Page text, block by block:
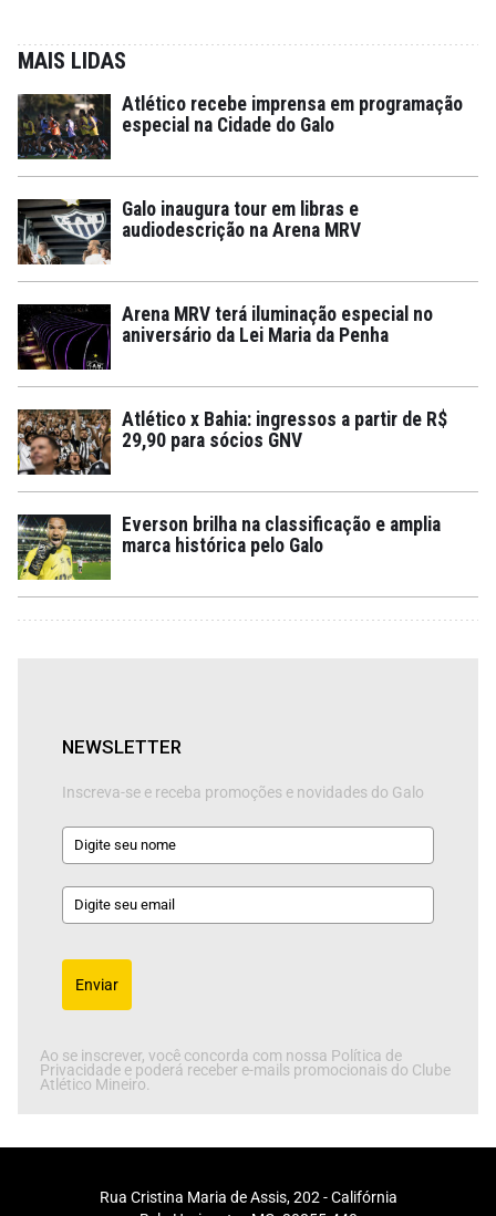
MAIS LIDAS
Atlético recebe imprensa em programação
especial na Cidade do Galo
Galo inaugura tour em libras e
audiodescrição na Arena MRV
Arena MRV terá iluminação especial no
aniversário da Lei Maria da Penha
Atlético x Bahia: ingressos a partir de R$
29,90 para sócios GNV
Everson brilha na classificação e amplia
marca histórica pelo Galo
NEWSLETTER
Inscreva-se e receba promoções e novidades do Galo
Enviar
Ao se inscrever, você concorda com nossa Política de
Privacidade e poderá receber e-mails promocionais do Clube
Atlético Mineiro.
Rua Cristina Maria de Assis, 202 - Califórnia